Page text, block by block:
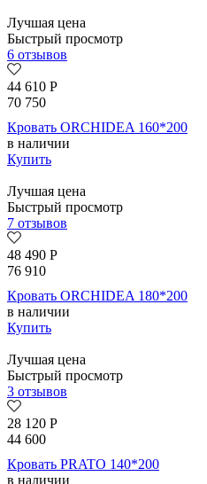
Лучшая цена
Быстрый просмотр
6 отзывов
44 610 Р
70 750
Кровать ORCHIDEA 160*200
в наличии
Купить
Лучшая цена
Быстрый просмотр
7 отзывов
48 490 Р
76 910
Кровать ORCHIDEA 180*200
в наличии
Купить
Лучшая цена
Быстрый просмотр
3 отзывов
28 120 Р
44 600
Кровать PRATO 140*200
в наличии